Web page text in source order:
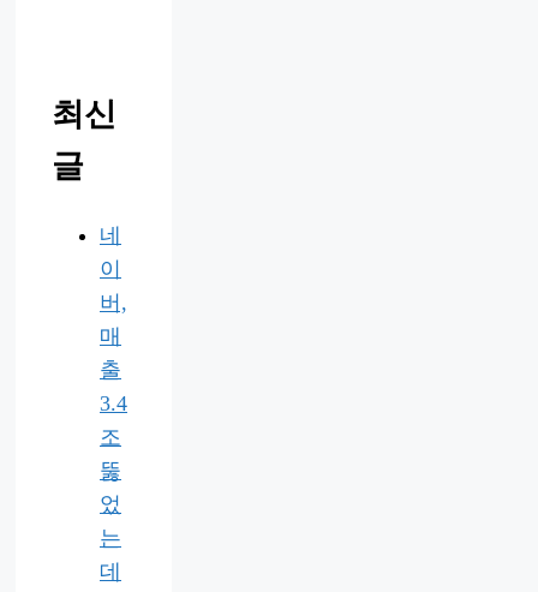
최신
글
네
이
버,
매
출
3.4
조
뚫
었
는
데